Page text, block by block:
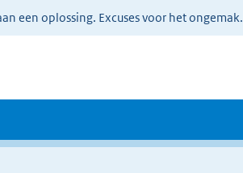
een oplossing. Excuses voor het ongemak.